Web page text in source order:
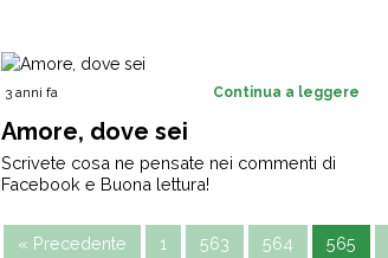
3 anni fa Continua a leggere
Amore, dove sei
Scrivete cosa ne pensate nei commenti di
Facebook e Buona lettura!
« Precedente 1 563 564 565